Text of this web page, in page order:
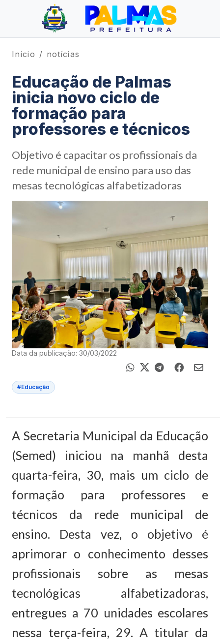
Início notícias
Educação de Palmas
inicia novo ciclo de
formação para
professores e técnicos
Objetivo é capacitar os profissionais da
rede municipal de ensino para uso das
mesas tecnológicas alfabetizadoras
Data da publicação: 30/03/2022
#Educação
A Secretaria Municipal da Educação
(Semed) iniciou na manhã desta
quarta-feira, 30, mais um ciclo de
formação para professores e
técnicos da rede municipal de
ensino. Desta vez, o objetivo é
aprimorar o conhecimento desses
profissionais sobre as mesas
tecnológicas alfabetizadoras,
entregues a 70 unidades escolares
nessa terça-feira, 29. A titular da